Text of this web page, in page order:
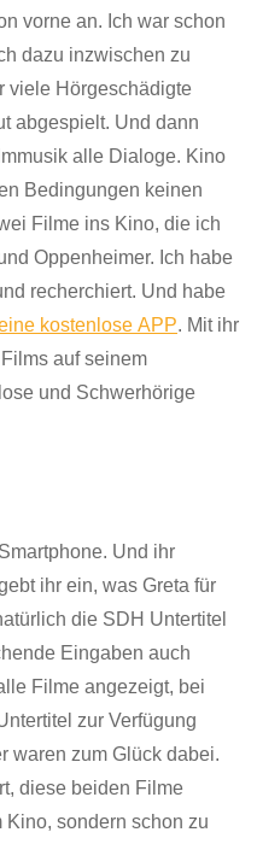
vorne an. Ich war schon
dazu inzwischen zu
viele Hörgeschädigte
abgespielt. Und dann
alle Dialoge. Kino
Bedingungen keinen
Filme ins Kino, die ich
Oppenheimer. Ich habe
recherchiert. Und habe
kostenlose APP. Mit ihr
auf seinem
und Schwerhörige
Und ihr
ihr ein, was Greta für
die SDH Untertitel
Eingaben auch
Filme angezeigt, bei
zur Verfügung
waren zum Glück dabei.
diese beiden Filme
Kino, sondern schon zu